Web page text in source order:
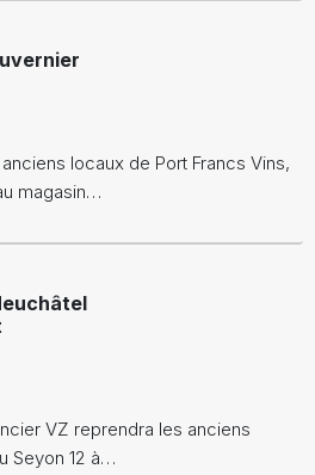
locaux de Port Francs Vins,
magasin…
VZ reprendra les anciens
Seyon 12 à…